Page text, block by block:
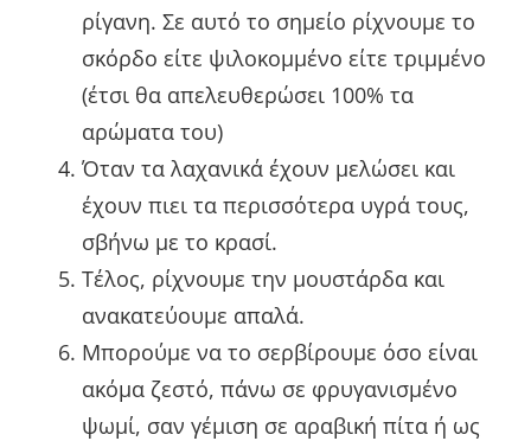
ρίγανη. Σε αυτό το σημείο ρίχνουμε το
σκόρδο είτε ψιλοκομμένο είτε τριμμένο
(έτσι θα απελευθερώσει 100% τα
αρώματα του)
Όταν τα λαχανικά έχουν μελώσει και
έχουν πιει τα περισσότερα υγρά τους,
σβήνω με το κρασί.
Τέλος, ρίχνουμε την μουστάρδα και
ανακατεύουμε απαλά.
Μπορούμε να το σερβίρουμε όσο είναι
ακόμα ζεστό, πάνω σε φρυγανισμένο
ψωμί, σαν γέμιση σε αραβική πίτα ή ως